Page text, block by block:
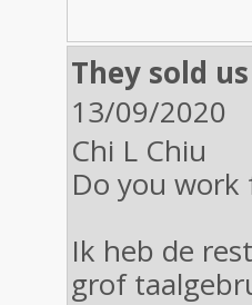
They sold
13/09/2020
Chi L Chiu
Do you work
Ik heb de
grof